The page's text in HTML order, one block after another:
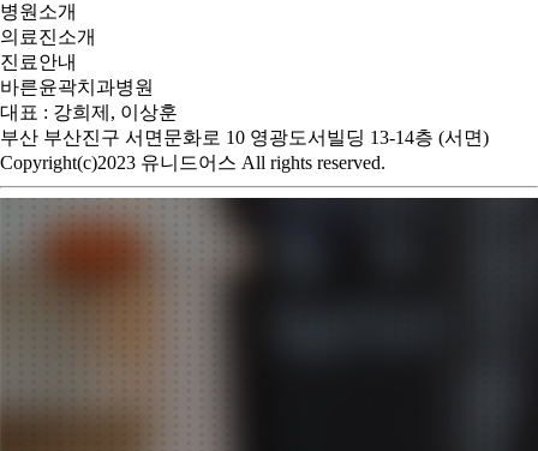
병원소개
의료진소개
진료안내
바른윤곽치과병원
대표 : 강희제, 이상훈
부산 부산진구 서면문화로 10 영광도서빌딩 13-14층 (서면)
Copyright(c)2023 유니드어스 All rights reserved.